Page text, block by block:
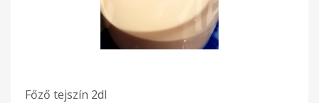
Főző tejszín 2dl